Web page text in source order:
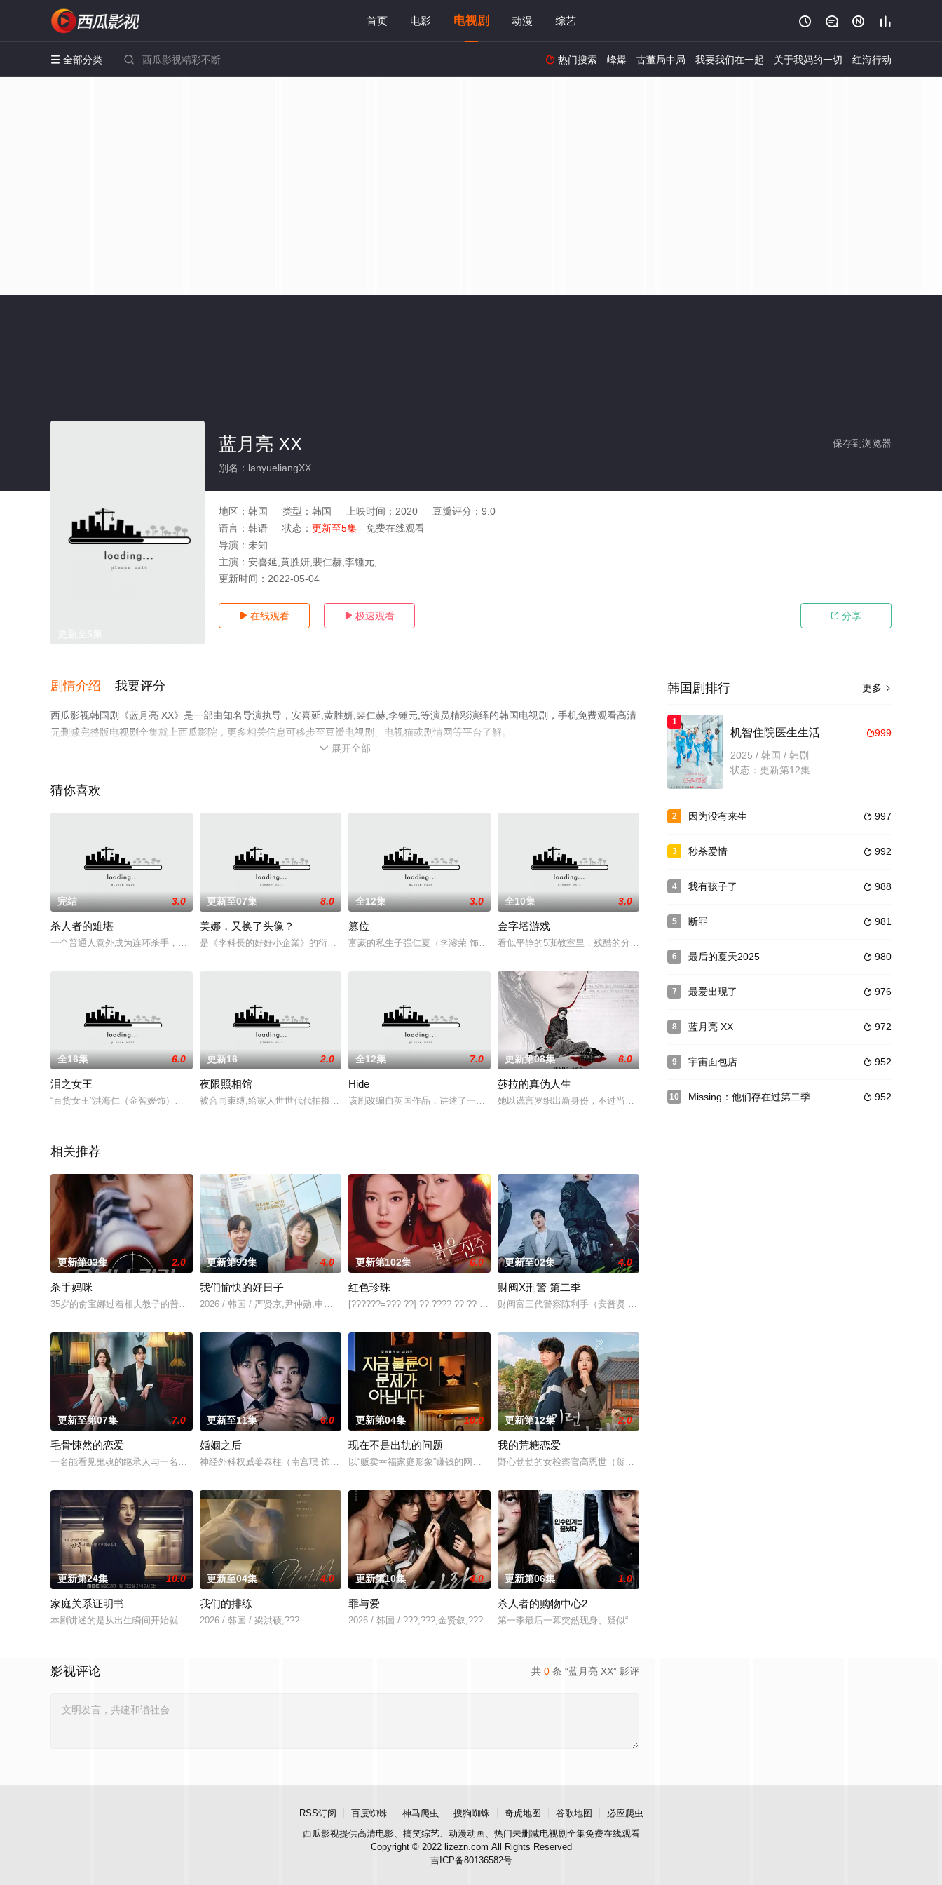
首页 电影 电视剧 动漫 综艺    
 全部分类   热门搜索 峰爆 古董局中局 我要我们在一起 关于我妈的一切 红海行动
保存到浏览器
蓝月亮 XX
别名：lanyueliangXX
地区： 韩国 类型： 韩国 上映时间： 2020 豆瓣评分： 9.0
语言： 韩语 状态： 更新至5集 - 免费在线观看
导演： 未知
主演： 安喜延,黄胜妍,裴仁赫,李锺元,
更新时间： 2022-05-04
 在线观看  极速观看  分享
剧情介绍 我要评分
西瓜影视韩国剧《蓝月亮 XX》是一部由知名导演执导，安喜延,黄胜妍,裴仁赫,李锺元,等演员精彩演绎的韩国电视剧，手机免费观看高清
无删减完整版电视剧全集就上西瓜影院，更多相关信息可移步至豆瓣电视剧、电视猫或剧情网等平台了解。
 展开全部
猜你喜欢
完结 3.0
杀人者的难堪
一个普通人意外成为连环杀手，一名铁面侦探誓要将其绳之于法。
更新至07集 8.0
美娜，又换了头像？
是《李科長的好好小企業》的衍生剧，讲述美娜代理的20多岁恋爱及其隐藏的故事。
全12集 3.0
篡位
富豪的私生子强仁夏（李濬荣 饰）、杀人犯的儿子韩太悟（李宰旭 饰）和负债者的女儿罗慧元
全10集 3.0
金字塔游戏
看似平静的5班教室里，残酷的分级游戏如期上演。所谓“幸福班”的背后，充满了恶意与伪善，
全16集 6.0
泪之女王
“百货女王”洪海仁（金智媛饰）与“超市王子”白贤宇（金秀贤饰）的婚姻遭遇危机，危险状况
更新16 2.0
夜限照相馆
被合同束缚,给家人世世代代拍摄死者照片的孤独的摄影师徐基柱遇到了守护他免于死亡的女人韩
全12集 7.0
Hide
该剧改编自英国作品，讲述了一个消失的人和一个追逐真相的女人的追踪惊悚故事。
更新第08集 6.0
莎拉的真伪人生
她以谎言罗织出新身份，不过当首尔奢华商圈出现一具尸体，一位锲而不舍的刑警开始抽丝剥茧，
相关推荐
更新第03集 2.0
杀手妈咪
35岁的俞宝娜过着相夫教子的普通生活。表面上她看起来温顺和善，还很怕婆婆，真实身份却是
更新第93集 4.0
我们愉快的好日子
2026 / 韩国 / 严贤京,尹仲勋,申正允,尹多英,金惠玉,鲜于在德,尹多勋,文喜京,李商淑,郑孝彬,李家
更新第102集 6.0
红色珍珠
[??????=??? ??] ?? ???? ?? ?? ??? ???. 7? ?
更新至02集 4.0
财阀X刑警 第二季
财阀富三代警察陈利手（安普贤 饰）华丽回归，完美蜕变为成熟专业的刑警，继续以财力同实力
更新至第07集 7.0
毛骨悚然的恋爱
一名能看见鬼魂的继承人与一名王牌检察官发现只要轻轻一碰，就能让他们成为异常高效率的搭档
更新至11集 6.0
婚姻之后
神经外科权威姜泰柱（南宫珉 饰）因为老婆高世允（李雪 饰）在提出离婚的第二日突然遭到神
更新第04集 10.0
现在不是出轨的问题
以“贩卖幸福家庭形象”赚钱的网红夫妇，与他们正陷入泥淖般离婚诉讼的医师邻居。两对夫妻卷
更新第12集 2.0
我的荒糖恋爱
野心勃勃的女检察官高恩世（贺营 饰）意外失忆，住进拳击教练张泰河（丁海寅 饰）家中，对
更新第24集 10.0
家庭关系证明书
本剧讲述的是从出生瞬间开始就被打上家庭崩溃烙印的一个孩子和面对冷酷的偏见和命运，重新找
更新至04集 4.0
我们的排练
2026 / 韩国 / 梁洪硕,???
更新第10集 4.0
罪与爱
2026 / 韩国 / ???,???,金贤叙,???
更新第06集 1.0
杀人者的购物中心2
第一季最后一幕突然现身、疑似“死而复生”的郑进湾（李栋旭 饰）究竟藏身何方？他和郑智安
共 0 条 “蓝月亮 XX” 影评
影视评论
更多 
韩国剧排行
1
999
机智住院医生生活
2025 / 韩国 / 韩剧
状态：更新第12集
2  997
因为没有来生
3  992
秒杀爱情
4  988
我有孩子了
5  981
断罪
6  980
最后的夏天2025
7  976
最爱出现了
8  972
蓝月亮 XX
9  952
宇宙面包店
10  952
Missing：他们存在过第二季
RSS订阅 百度蜘蛛 神马爬虫 搜狗蜘蛛 奇虎地图 谷歌地图
必应爬虫
西瓜影视提供高清电影、搞笑综艺、动漫动画、热门未删减电视剧全集免费在线观看
Copyright © 2022 lizezn.com All Rights Reserved
吉ICP备80136582号